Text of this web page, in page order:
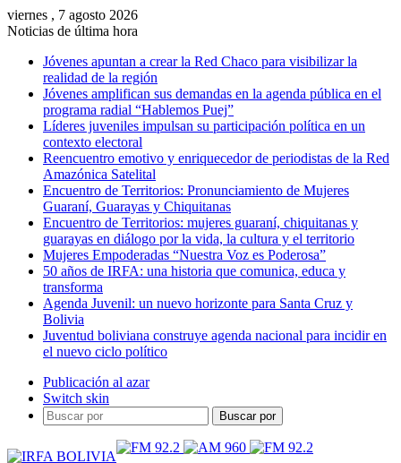
viernes , 7 agosto 2026
Noticias de última hora
Jóvenes apuntan a crear la Red Chaco para visibilizar la
realidad de la región
Jóvenes amplifican sus demandas en la agenda pública en el
programa radial “Hablemos Puej”
Líderes juveniles impulsan su participación política en un
contexto electoral
Reencuentro emotivo y enriquecedor de periodistas de la Red
Amazónica Satelital
Encuentro de Territorios: Pronunciamiento de Mujeres
Guaraní, Guarayas y Chiquitanas
Encuentro de Territorios: mujeres guaraní, chiquitanas y
guarayas en diálogo por la vida, la cultura y el territorio
Mujeres Empoderadas “Nuestra Voz es Poderosa”
50 años de IRFA: una historia que comunica, educa y
transforma
Agenda Juvenil: un nuevo horizonte para Santa Cruz y
Bolivia
Juventud boliviana construye agenda nacional para incidir en
el nuevo ciclo político
Publicación al azar
Switch skin
Buscar por